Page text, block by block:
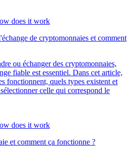
de cryptomonnaies et comment
ou échanger des cryptomonnaies,
fiable est essentiel. Dans cet article,
fonctionnent, quels types existent et
celle qui correspond le
et comment ça fonctionne ?